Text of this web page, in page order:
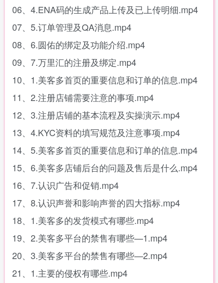
06、4.ENA码的生成产品上传及已上传明细.mp4
07、5.订单管理及QA消息.mp4
08、6.圆佑的绑定及功能介绍.mp4
09、7.万里汇的注册及绑定.mp4
10、1.美客多首页的重要信息和订单的信息.mp4
11、2.注册店铺需要注意的事项.mp4
12、3.注册店铺的基本流程及实操演示.mp4
13、4.KYC资料的填写规范及注意事项.mp4
14、5.美客多首页的重要信息和订单的信息.mp4
15、6.美客多店铺后台的问题及售后是什么.mp4
16、7.认识广告和促销.mp4
17、8.认识声誉和影响声誉的四大指标.mp4
18、1.美客多的发货模式有哪些.mp4
19、2.美客多平台的禁售有哪些—1.mp4
20、3.美客多平台的禁售有哪些—2.mp4
21、1.主要的侵权有哪些.mp4